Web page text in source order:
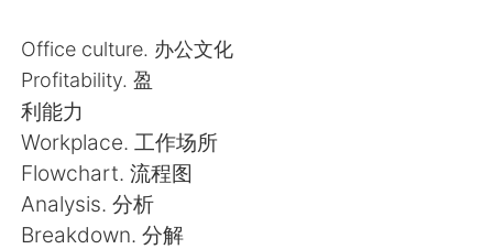
English
繁體中文
Français
Office culture. 办公文化
Profitability. 盈
利能力
Workplace. 工作场所
Flowchart. 流程图
Analysis. 分析
Breakdown. 分解